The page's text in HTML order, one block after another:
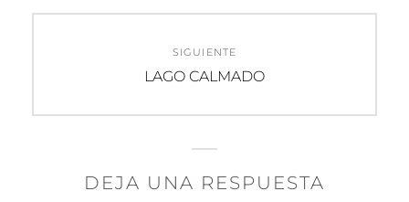
SIGUIENTE
Entrada
LAGO CALMADO
DEJA UNA RESPUESTA